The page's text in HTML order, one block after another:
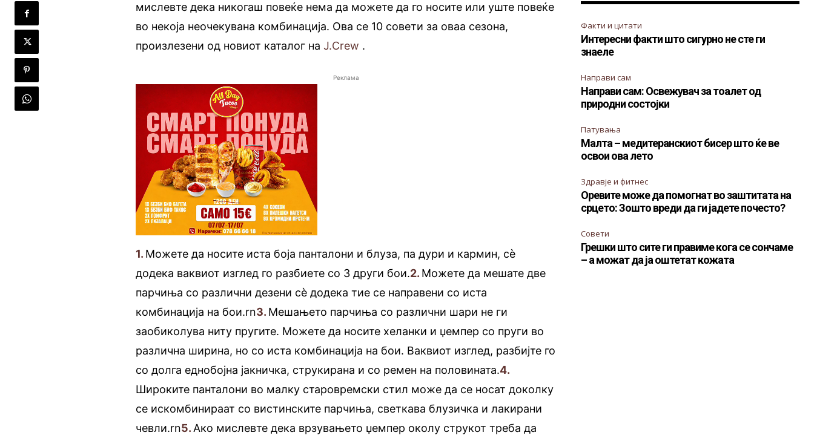
мислевте дека никогаш повеќе нема да можете да го носите или уште повеќе
во некоја неочекувана комбинација. Ова се 10 совети за оваа сезона,
произлезени од новиот каталог наJ.Crew .
Реклама
1. Можете да носите иста боја панталони и блуза, па дури и кармин, сè
додека ваквиот изглед го разбиете со 3 други бои.2. Можете да мешате две
парчиња со различни дезени сè додека тие се направени со иста
комбинација на бои.rn3. Мешањето парчиња со различни шари не ги
заобиколува ниту пругите. Можете да носите хеланки и џемпер со пруги во
различна ширина, но со иста комбинација на бои. Ваквиот изглед, разбијте го
со долга еднобојна јакничка, струкирана и со ремен на половината.4.
Широките панталони во малку старовремски стил може да се носат доколку
се искомбинираат со вистинските парчиња, светкава блузичка и лакирани
чевли.rn5.Ако мислевте дека врзувањето џемпер околу струкот треба да
Факти и цитати
Интересни факти што сигурно не сте ги
знаеле
Направи сам
Направи сам: Освежувач за тоалет од
природни состојки
Патувања
Малта – медитеранскиот бисер што ќе ве
освои ова лето
Здравје и фитнес
Оревите може да помогнат во заштитата на
срцето: Зошто вреди да ги јадете почесто?
Совети
Грешки што сите ги правиме кога се сончаме
– а можат да ја оштетат кожата